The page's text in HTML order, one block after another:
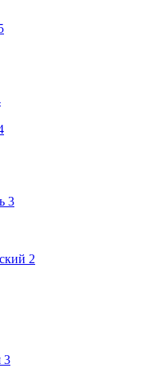
3
2
3